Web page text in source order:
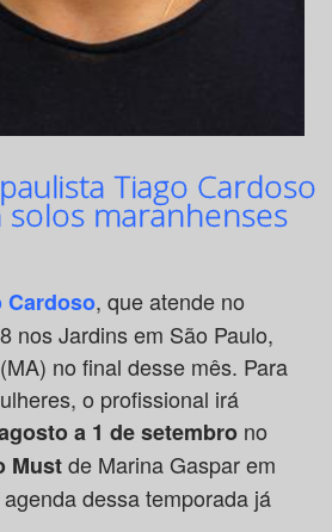
Tiago Cardoso
maranhenses
Cardoso, que atende no
nos Jardins em São Paulo,
no final desse mês. Para
o profissional irá
a 1 de setembrono
Mustde Marina Gaspar em
agenda dessa temporada já